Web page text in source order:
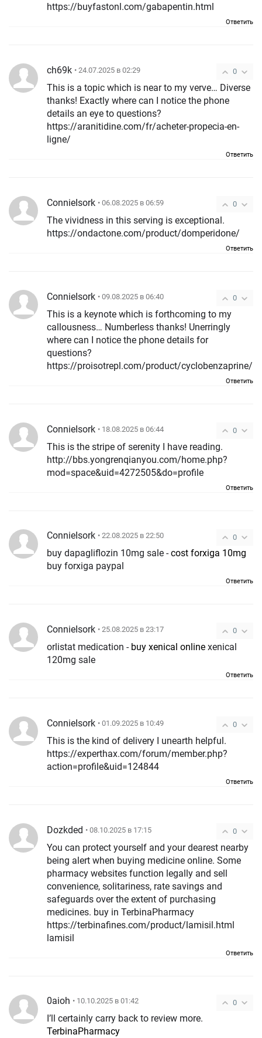
https://buyfastonl.com/gabapentin.html
Ответить
0
ch69k • 24.07.2025 в 02:29
This is a topic which is near to my verve… Diverse
thanks! Exactly where can I notice the phone
details an eye to questions?
https://aranitidine.com/fr/acheter-propecia-en-
ligne/
Ответить
0
ConnieIsork • 06.08.2025 в 06:59
The vividness in this serving is exceptional.
https://ondactone.com/product/domperidone/
Ответить
0
ConnieIsork • 09.08.2025 в 06:40
This is a keynote which is forthcoming to my
callousness… Numberless thanks! Unerringly
where can I notice the phone details for
questions?
https://proisotrepl.com/product/cyclobenzaprine/
Ответить
0
ConnieIsork • 18.08.2025 в 06:44
This is the stripe of serenity I have reading.
http://bbs.yongrenqianyou.com/home.php?
mod=space&uid=4272505&do=profile
Ответить
0
ConnieIsork • 22.08.2025 в 22:50
buy dapagliflozin 10mg sale -cost forxiga 10mg
buy forxiga paypal
Ответить
0
ConnieIsork • 25.08.2025 в 23:17
orlistat medication - buy xenical online xenical
120mg sale
Ответить
0
ConnieIsork • 01.09.2025 в 10:49
This is the kind of delivery I unearth helpful.
https://experthax.com/forum/member.php?
action=profile&uid=124844
Ответить
0
Dozkded • 08.10.2025 в 17:15
You can protect yourself and your dearest nearby
being alert when buying medicine online. Some
pharmacy websites function legally and sell
convenience, solitariness, rate savings and
safeguards over the extent of purchasing
medicines. buy in TerbinaPharmacy
https://terbinafines.com/product/lamisil.html
lamisil
Ответить
0
0aioh • 10.10.2025 в 01:42
I’ll certainly carry back to review more.
TerbinaPharmacy